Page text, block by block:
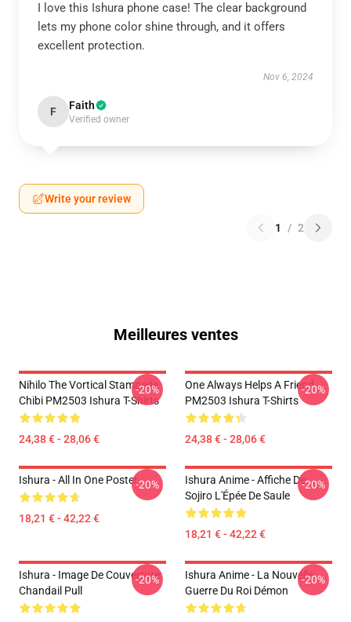
I love this Ishura phone case! The clear background
lets my phone color shine through, and it offers
excellent protection.
Nov 6, 2024
F Faith
Verified owner
Write your review
1 / 2
Meilleures ventes
Nihilo The Vortical Stampede
Chibi PM2503 Ishura T-Shirts
24,38 € - 28,06 €
-20%
One Always Helps A Friend
PM2503 Ishura T-Shirts
24,38 € - 28,06 €
-20%
Ishura - All In One Poster
18,21 € - 42,22 €
-20%
Ishura Anime - Affiche De
Sojiro L'Épée De Saule
18,21 € - 42,22 €
-20%
Ishura - Image De Couverture
Chandail Pull
-20%
Ishura Anime - La Nouvelle
Guerre Du Roi Démon
-20%